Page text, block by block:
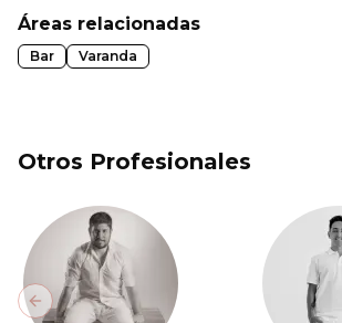
Áreas relacionadas
Bar Varanda
Otros Profesionales
Previous slide